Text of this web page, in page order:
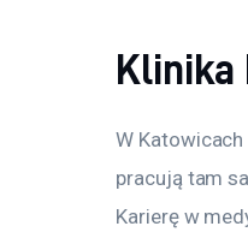
Klinika
W
pracują tam
Karierę w